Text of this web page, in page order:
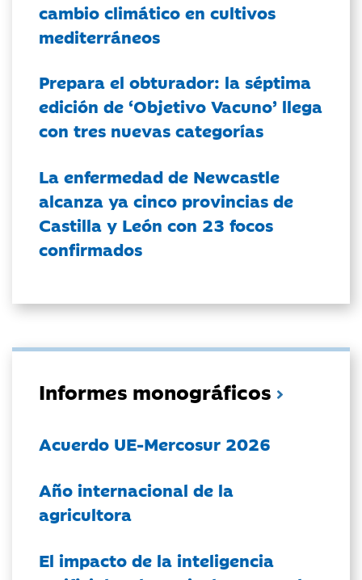
cambio climático en cultivos
mediterráneos
Prepara el obturador: la séptima
edición de ‘Objetivo Vacuno’ llega
con tres nuevas categorías
La enfermedad de Newcastle
alcanza ya cinco provincias de
Castilla y León con 23 focos
confirmados
Informes monográficos
Acuerdo UE-Mercosur 2026
Año internacional de la
agricultora
El impacto de la inteligencia